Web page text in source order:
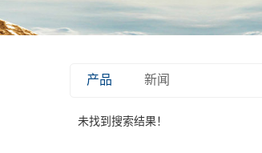
产品 新闻
未找到搜索结果！